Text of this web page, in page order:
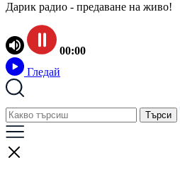
Дарик радио - предаване на живо!
00:00
Гледай